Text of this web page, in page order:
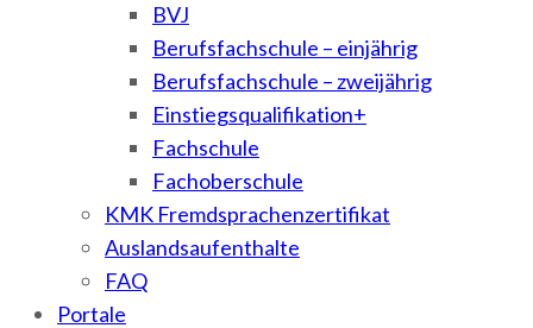
BVJ
Berufsfachschule – einjährig
Berufsfachschule – zweijährig
Einstiegsqualifikation+
Fachschule
Fachoberschule
KMK Fremdsprachenzertifikat
Auslandsaufenthalte
FAQ
Portale